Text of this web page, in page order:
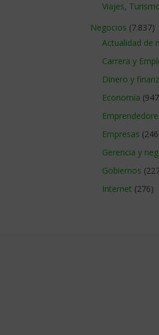
Viajes,
Negocios (7.837)
Actualidad de
Carrera y
Dinero y
Economía
Empresas
Gerencia y
Gobiernos
Internet (276)